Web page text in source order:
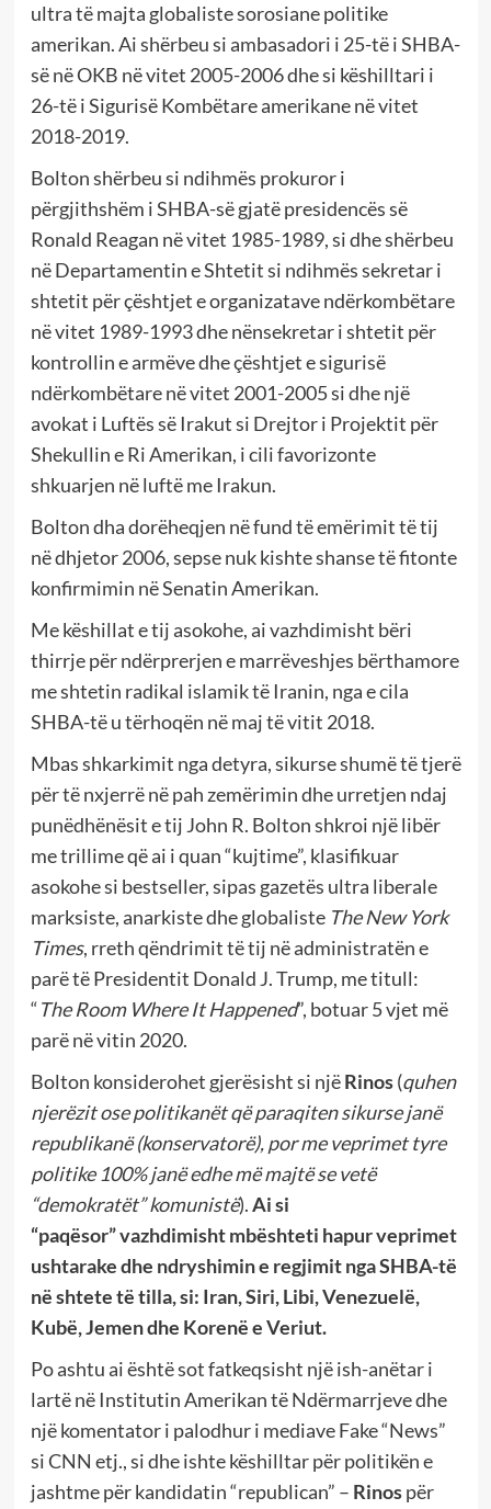
ultra të majta globaliste sorosiane politike
amerikan. Ai shërbeu si ambasadori i 25-të i SHBA-
së në OKB në vitet 2005-2006 dhe si këshilltari i
26-të i Sigurisë Kombëtare amerikane në vitet
2018-2019.
Bolton shërbeu si ndihmës prokuror i
përgjithshëm i SHBA-së gjatë presidencës së
Ronald Reagan në vitet 1985-1989, si dhe shërbeu
në Departamentin e Shtetit si ndihmës sekretar i
shtetit për çështjet e organizatave ndërkombëtare
në vitet 1989-1993 dhe nënsekretar i shtetit për
kontrollin e armëve dhe çështjet e sigurisë
ndërkombëtare në vitet 2001-2005 si dhe një
avokat i Luftës së Irakut si Drejtor i Projektit për
Shekullin e Ri Amerikan, i cili favorizonte
shkuarjen në luftë me Irakun.
Bolton dha dorëheqjen në fund të emërimit të tij
në dhjetor 2006, sepse nuk kishte shanse të fitonte
konfirmimin në Senatin Amerikan.
Me këshillat e tij asokohe, ai vazhdimisht bëri
thirrje për ndërprerjen e marrëveshjes bërthamore
me shtetin radikal islamik të Iranin, nga e cila
SHBA-të u tërhoqën në maj të vitit 2018.
Mbas shkarkimit nga detyra, sikurse shumë të tjerë
për të nxjerrë në pah zemërimin dhe urretjen ndaj
punëdhënësit e tij John R. Bolton shkroi një libër
me trillime që ai i quan “kujtime”, klasifikuar
asokohe si bestseller, sipas gazetës ultra liberale
marksiste, anarkiste dhe globaliste The New York
Times, rreth qëndrimit të tij në administratën e
parë të Presidentit Donald J. Trump, me titull:
“The Room Where It Happened”, botuar 5 vjet më
parë në vitin 2020.
Bolton konsiderohet gjerësisht si njëRinos(quhen
njerëzit ose politikanët që paraqiten sikurse janë
republikanë (konservatorë), por me veprimet tyre
politike 100% janë edhe më majtë se vetë
“demokratët” komunistë).Ai si
“paqësor”vazhdimisht mbështeti hapur veprimet
ushtarake dhe ndryshimin e regjimit nga SHBA-të
në shtete të tilla, si: Iran, Siri, Libi, Venezuelë,
Kubë, Jemen dhe Korenë e Veriut.
Po ashtu ai është sot fatkeqsisht një ish-anëtar i
lartë në Institutin Amerikan të Ndërmarrjeve dhe
një komentator i palodhur i mediave Fake “News”
si CNN etj., si dhe ishte këshilltar për politikën e
jashtme për kandidatin “republican” – Rinospër